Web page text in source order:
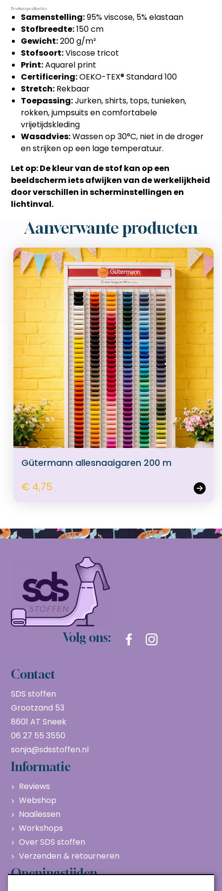
Productspecificaties
Samenstelling:95% viscose, 5% elastaan
Stofbreedte:150 cm
Gewicht:200 g/m²
Stofsoort:Viscose tricot
Print:Aquarel print
Certificering:OEKO-TEX® Standard 100
Stretch: Rekbaar
Toepassing:Jurken, shirts, tops, tunieken,
rokken, jumpsuits en comfortabele
vrijetijdskleding
Wasadvies:Wassen op 30°C, niet in de droger
en strijken op een lage temperatuur.
Let op: De kleur van de stof kan op een
beeldscherm iets afwijken van de werkelijkheid
door verschillen in scherminstellingen en
lichtinval.
Aanverwante producten
Gütermann allesnaaigaren 200 m
€ 4,75
Volg ons:
Contact
SDS stoffen
Grootzand 53
8601 AT Sneek
06 27 55 3550
sonja@sdsstoffen.nl
Informatie
Reviews
Webshop
Naailessen
Workshops
Over SDS stoffen
Verzenden & retourneren
Openingstijden